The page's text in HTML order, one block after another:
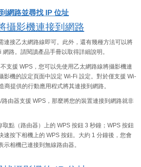
網路並尋找 IP 位址
攝影機連接到網路
連接乙太網路線即可。此外，還有幾種方法可以將
路。請閱讀產品手冊以取得詳細說明。
支援 WPS，您可以先使用乙太網路線將攝影機連
影機的設定頁面中設定 Wi-Fi 設定。對於僅支援 Wi-
商提供的行動應用程式將其連接到網路。
路由器支援 WPS，那麼將您的裝置連接到網路就非
取點（路由器）上的 WPS 按鈕 3 秒鐘；WPS 按鈕
速按下相機上的 WPS 按鈕。大約 1 分鐘後，您會
相機已連接到無線路由器。